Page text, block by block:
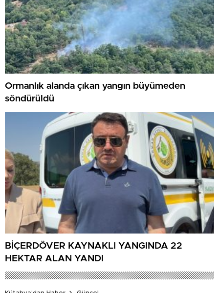
Ormanlık alanda çıkan yangın büyümeden
söndürüldü
BİÇERDÖVER KAYNAKLI YANGINDA 22
HEKTAR ALAN YANDI